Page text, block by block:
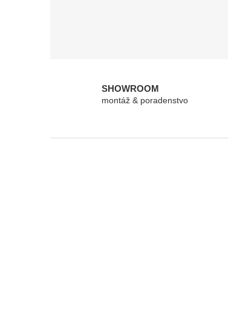
SHOWROOM
montáž & poradenstvo